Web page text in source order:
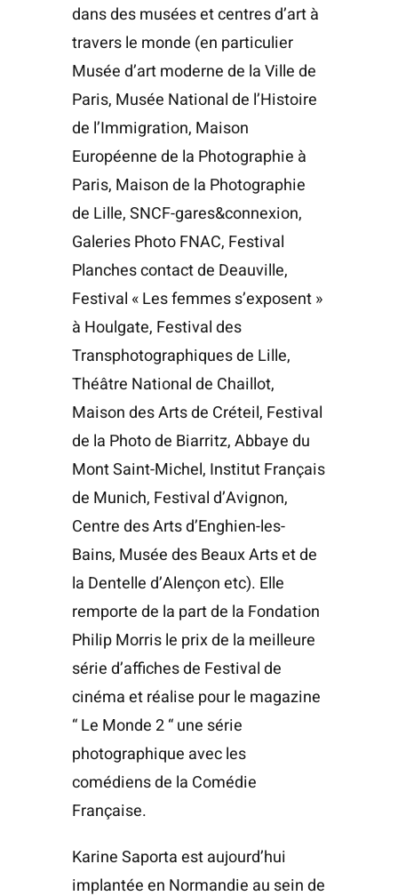
dans des musées et centres d’art à
travers le monde (en particulier
Musée d’art moderne de la Ville de
Paris, Musée National de l’Histoire
de l’Immigration, Maison
Européenne de la Photographie à
Paris, Maison de la Photographie
de Lille, SNCF-gares&connexion,
Galeries Photo FNAC, Festival
Planches contact de Deauville,
Festival « Les femmes s’exposent »
à Houlgate, Festival des
Transphotographiques de Lille,
Théâtre National de Chaillot,
Maison des Arts de Créteil, Festival
de la Photo de Biarritz, Abbaye du
Mont Saint-Michel, Institut Français
de Munich, Festival d’Avignon,
Centre des Arts d’Enghien-les-
Bains, Musée des Beaux Arts et de
la Dentelle d’Alençon etc). Elle
remporte de la part de la Fondation
Philip Morris le prix de la meilleure
série d’affiches de Festival de
cinéma et réalise pour le magazine
“ Le Monde 2 “ une série
photographique avec les
comédiens de la Comédie
Française.
Karine Saporta est aujourd’hui
implantée en Normandie au sein de